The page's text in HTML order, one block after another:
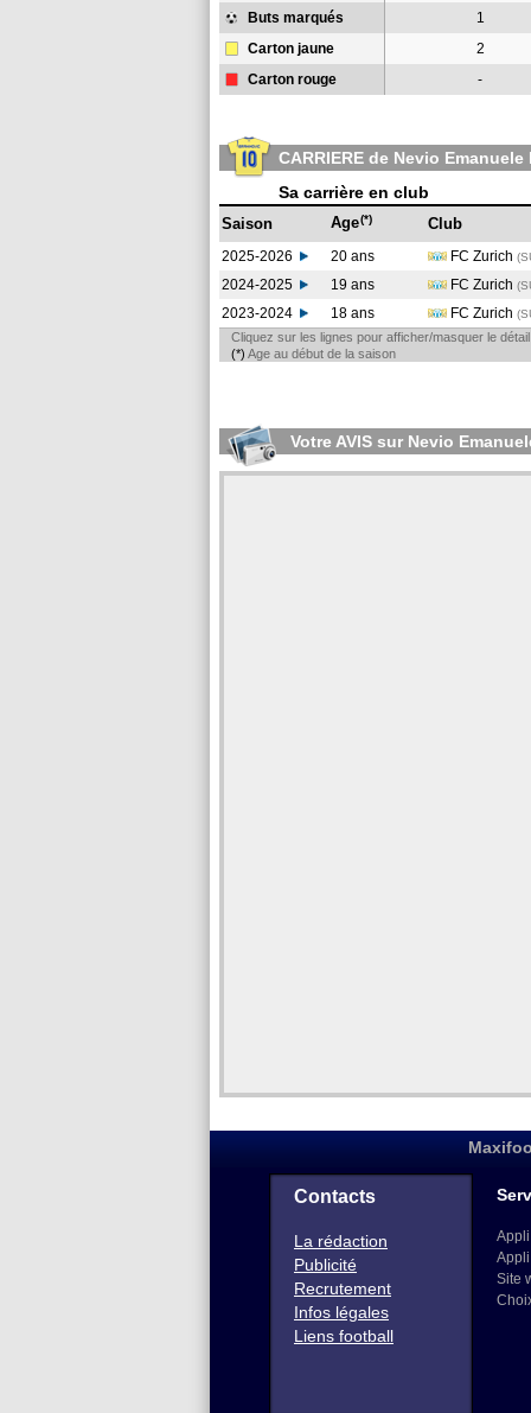
Buts marqués 1
Carton jaune 2
Carton rouge -
CARRIERE de Nevio Emanuele
Sa carrière en club
Saison Age(*) Club
2025-2026 20 ans FC Zurich
2024-2025
19 ans FC Zurich
2023-2024
18 ans FC Zurich
Cliquez sur les lignes pour afficher/masquer le
(*) Age au début de la saison
Votre AVIS sur Nevio
Contacts
La rédaction
Publicité
Recrutement
Infos légales
Liens football
Site